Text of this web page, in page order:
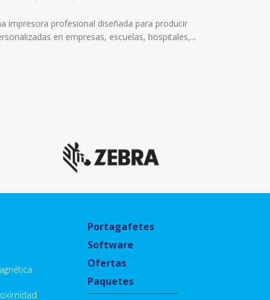
impresora profesional diseñada para producir
en empresas, escuelas, hospitales,...
Portagafetes
Software
Ofertas
Paquetes